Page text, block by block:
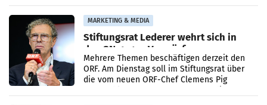
Ergebnis gegenüber Juli 2025 mehr als
verdoppelte (+102
MARKETING & MEDIA
Stiftungsrat Lederer wehrt sich in
den SN gegen Vorwürfe
Mehrere Themen beschäftigen derzeit den
ORF. Am Dienstag soll im Stiftungsrat über
die vom neuen ORF-Chef Clemens Pig